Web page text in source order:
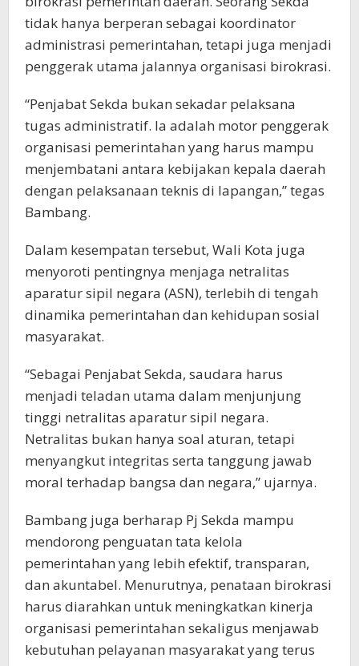
tidak hanya berperan sebagai koordinator
administrasi pemerintahan, tetapi juga menjadi
penggerak utama jalannya organisasi birokrasi.
“Penjabat Sekda bukan sekadar pelaksana
tugas administratif. Ia adalah motor penggerak
organisasi pemerintahan yang harus mampu
menjembatani antara kebijakan kepala daerah
dengan pelaksanaan teknis di lapangan,” tegas
Bambang.
Dalam kesempatan tersebut, Wali Kota juga
menyoroti pentingnya menjaga netralitas
aparatur sipil negara (ASN), terlebih di tengah
dinamika pemerintahan dan kehidupan sosial
masyarakat.
“Sebagai Penjabat Sekda, saudara harus
menjadi teladan utama dalam menjunjung
tinggi netralitas aparatur sipil negara.
Netralitas bukan hanya soal aturan, tetapi
menyangkut integritas serta tanggung jawab
moral terhadap bangsa dan negara,” ujarnya.
Bambang juga berharap Pj Sekda mampu
mendorong penguatan tata kelola
pemerintahan yang lebih efektif, transparan,
dan akuntabel. Menurutnya, penataan birokrasi
harus diarahkan untuk meningkatkan kinerja
organisasi pemerintahan sekaligus menjawab
kebutuhan pelayanan masyarakat yang terus